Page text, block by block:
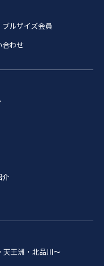
ルザイズ会員
合わせ
介
天王洲・北品川～